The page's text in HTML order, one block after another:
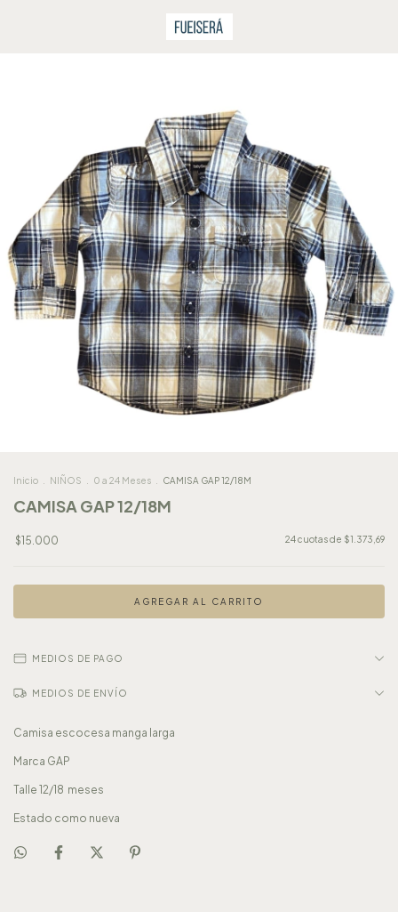
Inicio NIÑOS 0 a 24 Meses CAMISA GAP 12/18M
CAMISA GAP 12/18M
$15.000 24cuotas de $1.373,69
MEDIOS DE PAGO
MEDIOS DE ENVÍO
Camisa escocesa manga larga
Marca GAP
Talle 12/18 meses
Estado como nueva